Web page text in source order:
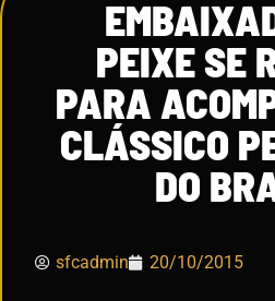
PEIXE SE
PARA
CLÁSSICO
DO
sfcadmin 20/10/2015